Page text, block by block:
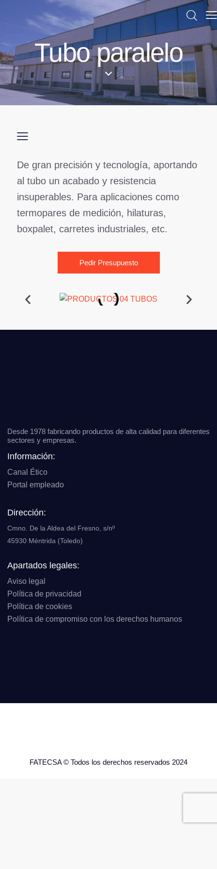
Tubo paralelo
De gran precisión y tecnología, aportando
al tubo un acabado y resistencia
insuperables. Para aplicaciones como
termopares de medición, hilaturas,
boxpalet, carretes industriales, etc.
Pedir Presupuesto
Desde 1978 fabricando productos de alta calidad para diferentes
sectores y empresas.
Información:
Canal Ético
Portal empleado
Dirección:
Cmno. De la Aldea del Fresno, s/nº
45930 Méntrida (Toledo)
Apartados legales:
Aviso legal
Política de privacidad
Política de cookies
Política de compromiso con los derechos humanos
FATECSA © Todos los derechos reservados 2024